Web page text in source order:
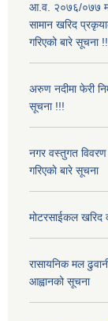
आ.व. २०७६/०७७ मा
सामान खरिद
गरिएको बारे सूचना
अरुण नदीमा फेरी
सूचना !!!
नगर वस्तुगत विवरण
गरिएकाे बारे सूचना
मोटरसाईकल खरिद
रासायनिक मल
आह्वानको सूचना